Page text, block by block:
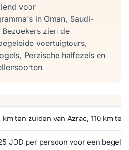
voor
in Oman, Saudi-
zien de
voertuigtours,
Perzische halfezels en
km ten zuiden van Azraq, 110 km
JOD per persoon voor een